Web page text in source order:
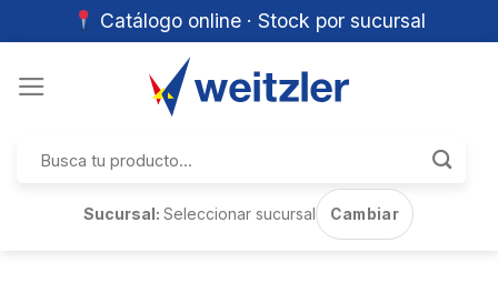
Catálogo online · Stock por sucursal
por:
Sucursal:Seleccionar sucursal Cambiar